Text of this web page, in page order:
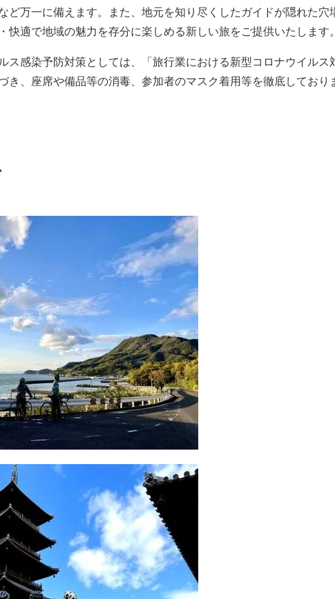
ど万一に備えます。また、地元を知り尽くしたガイドが隠れた穴
快適で地域の魅力を存分に楽しめる新しい旅をご提供いたします。
ス感染予防対策としては、「旅行業における新型コロナウイルス
き、座席や備品等の消毒、参加者のマスク着用等を徹底しており